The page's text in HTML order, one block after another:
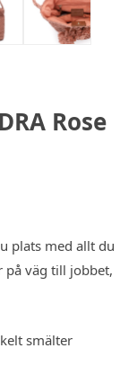
Rose
plats med allt du
på väg till jobbet,
smälter